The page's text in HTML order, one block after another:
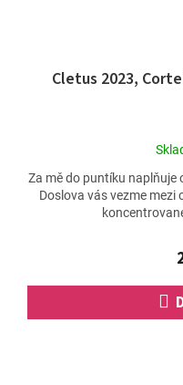
Cletus 2023,
Za mě do puntíku naplňuje
Doslova vás vezme mezi